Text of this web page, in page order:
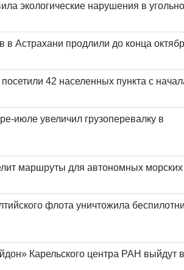
экологические нарушения в
в Астрахани продлили до конца
42 населенных пункта с
июле увеличил грузоперевалку в
маршруты для автономных морских
флота уничтожила
Карельского центра РАН выйдут